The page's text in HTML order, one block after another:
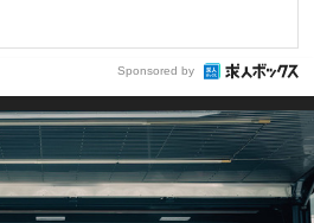
Sponsored by